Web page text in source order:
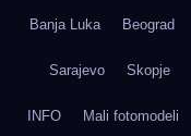
Banja Luka Beograd
Sarajevo Skopje
INFO Mali fotomodeli